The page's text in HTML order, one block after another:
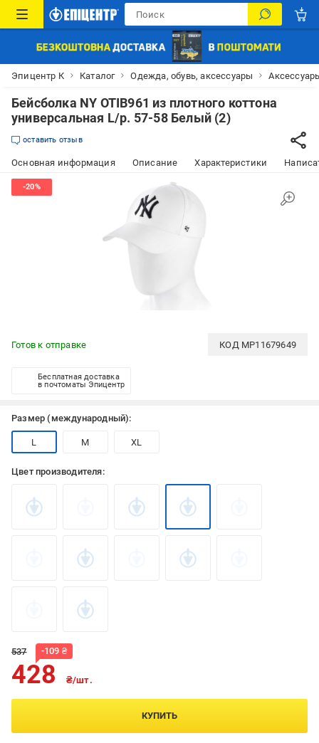
Эпицентр К Каталог Одежда, обувь, аксессуары
Бейсболка NY OTIB961 из плотного коттона
универсальная L/р. 57-58 Белый (2)
оставить отзыв
Основная информация Описание Характеристики
Готов к отправке КОД MP11679649
Бесплатная доставка
в почтоматы Эпицентр
Размер (международный):
L M XL
Цвет производителя:
537 -109 ₴
428 ₴/шт.
КУПИТЬ